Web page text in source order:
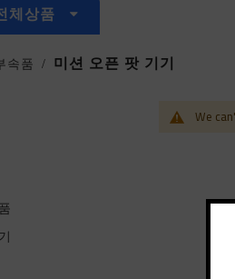
체상품
속품 미션 오픈 팟 기기
We